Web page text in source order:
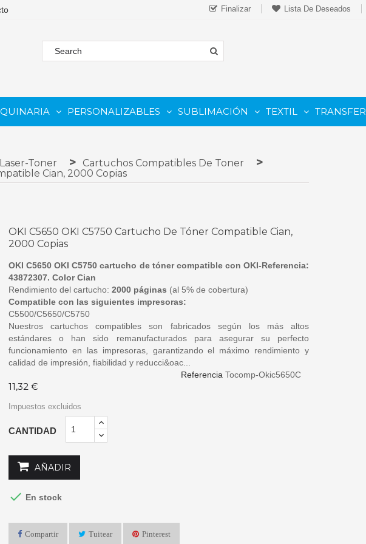
Finalizar Lista De Deseados
PERSONALIZABLES SUBLIMACIÓN TEXTIL TRANSFER
Toner
Cartuchos Compatibles De Toner
Cian, 2000 Copias
OKI C5650 OKI C5750 Cartucho De Tóner Compatible Cian,
2000 Copias
OKI C5650 OKI C5750 cartucho de tóner compatible con OKI-Referencia:
43872307. Color Cian
Rendimiento del cartucho: 2000 páginas (al 5% de cobertura)
Compatible con las siguientes impresoras:
C5500/C5650/C5750
Nuestros cartuchos compatibles son fabricados según los más altos
estándares o han sido remanufacturados para asegurar su perfecto
funcionamiento en las impresoras, garantizando el máximo rendimiento y
calidad de impresión, fiabilidad y reducci&oac...
Referencia Tocomp-Okic5650C
11,32 €
Impuestos excluidos
CANTIDAD
AÑADIR
 En stock
Compartir Tuitear Pinterest